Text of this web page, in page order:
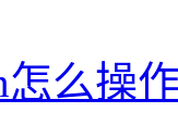
怎么操